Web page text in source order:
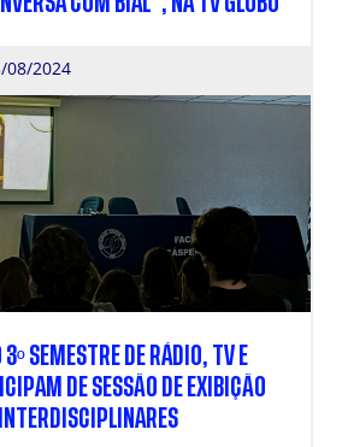
08/2024
3º SEMESTRE DE RÁDIO, TV E
DE SESSÃO DE EXIBIÇÃO